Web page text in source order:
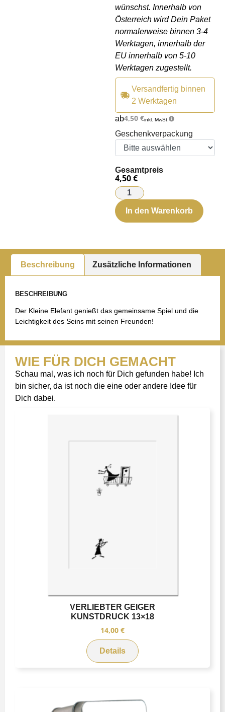
wünschst. Innerhalb von
Österreich wird Dein Paket
normalerweise binnen 3-4
Werktagen, innerhalb der
EU innerhalb von 5-10
Werktagen zugestellt.
Versandfertig binnen
2 Werktagen
ab4,50 €inkl. MwSt.
Geschenkverpackung
Gesamtpreis
4,50 €
In den Warenkorb
Beschreibung Zusätzliche Informationen
BESCHREIBUNG
Der Kleine Elefant genießt das gemeinsame Spiel und die
Leichtigkeit des Seins mit seinen Freunden!
WIE FÜR DICH GEMACHT
Schau mal, was ich noch für Dich gefunden habe! Ich
bin sicher, da ist noch die eine oder andere Idee für
Dich dabei.
VERLIEBTER GEIGER
KUNSTDRUCK 13×18
14,00 €
Details